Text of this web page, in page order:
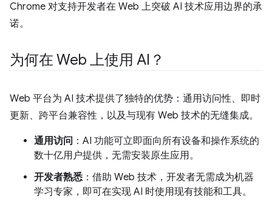
Chrome 对支持开发者在 Web 上突破 AI 技术应用边界的承
诺。
为何在 Web 上使用 AI？
Web 平台为 AI 技术提供了独特的优势：通用访问性、即时
更新、跨平台兼容性，以及与现有 Web 技术的无缝集成。
通用访问 ：AI 功能可立即面向所有设备和操作系统的
数十亿用户提供，无需安装原生应用。
开发者熟悉 ：借助 Web 技术，开发者无需成为机器
学习专家，即可在实现 AI 时使用现有技能和工具。